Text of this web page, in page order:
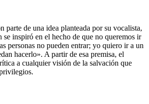
parte de una idea planteada por su vocalista,
inspiró en el hecho de que no queremos ir
personas no pueden entrar; yo quiero ir a un
hacerlo». A partir de esa premisa, el
a cualquier visión de la salvación que